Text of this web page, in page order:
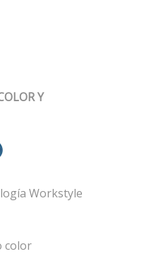
Y
Workstyle
color